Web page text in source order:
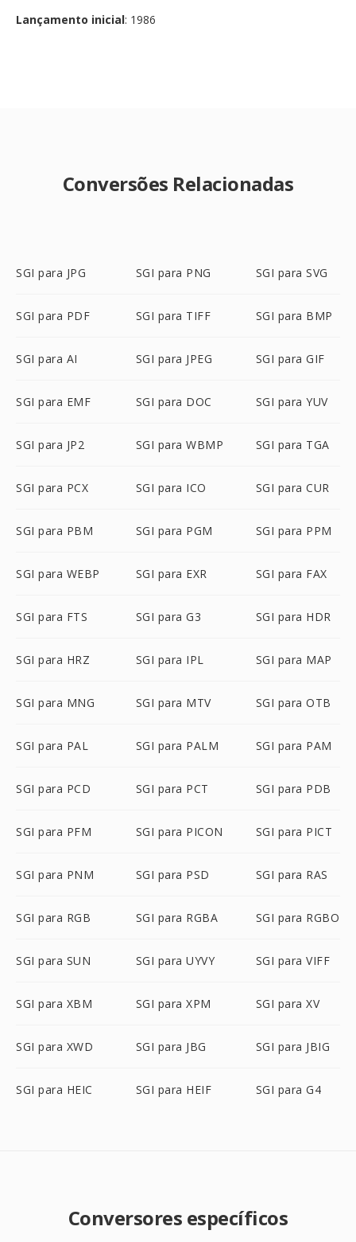
Lançamento inicial: 1986
Conversões Relacionadas
SGI para JPG SGI para PNG SGI para SVG
SGI para PDF SGI para TIFF SGI para BMP
SGI para AI SGI para JPEG SGI para GIF
SGI para EMF SGI para DOC SGI para YUV
SGI para JP2 SGI para WBMP SGI para TGA
SGI para PCX SGI para ICO SGI para CUR
SGI para PBM SGI para PGM SGI para PPM
SGI para WEBP SGI para EXR SGI para FAX
SGI para FTS SGI para G3 SGI para HDR
SGI para HRZ SGI para IPL SGI para MAP
SGI para MNG SGI para MTV SGI para OTB
SGI para PAL SGI para PALM SGI para PAM
SGI para PCD SGI para PCT SGI para PDB
SGI para PFM SGI para PICON SGI para PICT
SGI para PNM SGI para PSD SGI para RAS
SGI para RGB SGI para RGBA SGI para RGBO
SGI para SUN SGI para UYVY SGI para VIFF
SGI para XBM SGI para XPM SGI para XV
SGI para XWD SGI para JBG SGI para JBIG
SGI para HEIC SGI para HEIF SGI para G4
Conversores específicos